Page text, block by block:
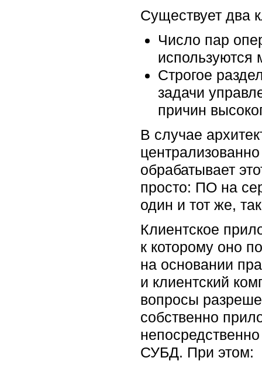
Существует два
Число пар
используются
Строгое
задачи
причин
В случае
обрабатывает
просто: ПО на
один и тот же,
Клиентское
к которому оно
на основании
и клиентский
вопросы
собственно
СУБД. При этом: